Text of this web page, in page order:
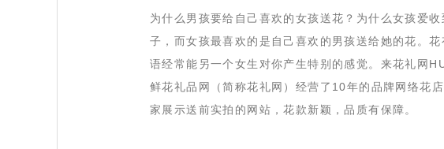
为什么男孩要给自己喜欢的女孩送花？为什么女孩爱
子，而女孩最喜欢的是自己喜欢的男孩送给她的花。
语经常能另一个女生对你产生特别的感觉。来花礼网
鲜花礼品网（简称花礼网）经营了10年的品牌网络花
家展示送前实拍的网站，花款新颖，品质有保障。